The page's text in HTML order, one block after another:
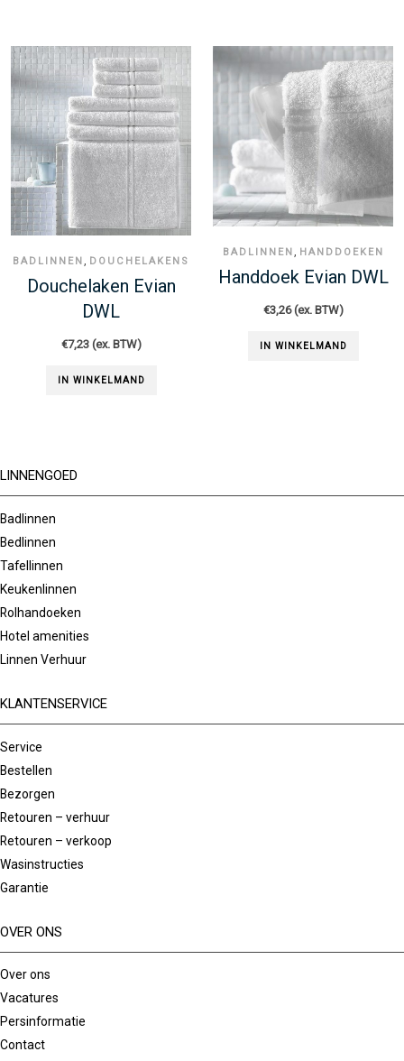
BADLINNEN DOUCHELAKENS
Douchelaken Evian
DWL
€7,23(ex. BTW)
IN WINKELMAND
BADLINNEN , HANDDOEKEN
Handdoek Evian DWL
€3,26(ex. BTW)
IN WINKELMAND
LINNENGOED
Badlinnen
Bedlinnen
Tafellinnen
Keukenlinnen
Rolhandoeken
Hotel amenities
Linnen Verhuur
KLANTENSERVICE
Service
Bestellen
Bezorgen
Retouren – verhuur
Retouren – verkoop
Wasinstructies
Garantie
OVER ONS
Over ons
Vacatures
Persinformatie
Contact